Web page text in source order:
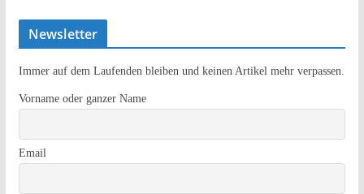
Newsletter
Immer auf dem Laufenden bleiben und keinen Artikel mehr verpassen.
Vorname oder ganzer Name
Email